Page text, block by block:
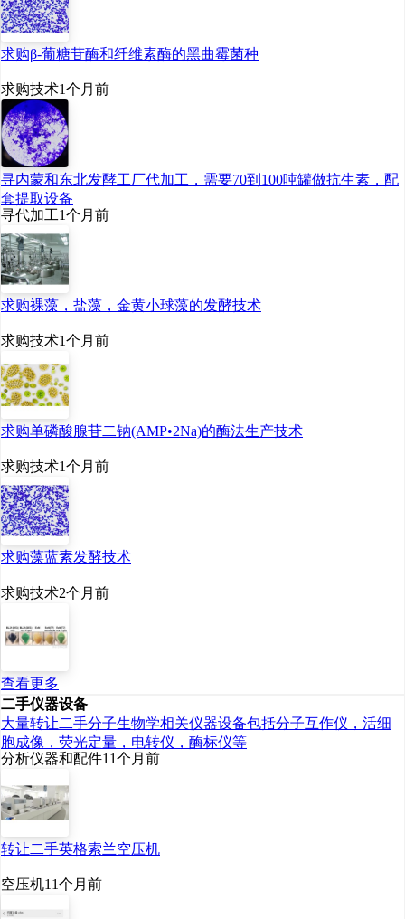
求购β-葡糖苷酶和纤维素酶的黑曲霉菌种
求购技术1个月前
寻内蒙和东北发酵工厂代加工，需要70到100吨罐做抗生素，配
套提取设备
寻代加工1个月前
求购裸藻，盐藻，金黄小球藻的发酵技术
求购技术1个月前
求购单磷酸腺苷二钠(AMP•2Na)的酶法生产技术
求购技术1个月前
求购藻蓝素发酵技术
求购技术2个月前
查看更多
二手仪器设备
大量转让二手分子生物学相关仪器设备包括分子互作仪，活细
胞成像，荧光定量，电转仪，酶标仪等
分析仪器和配件11个月前
转让二手英格索兰空压机
空压机11个月前